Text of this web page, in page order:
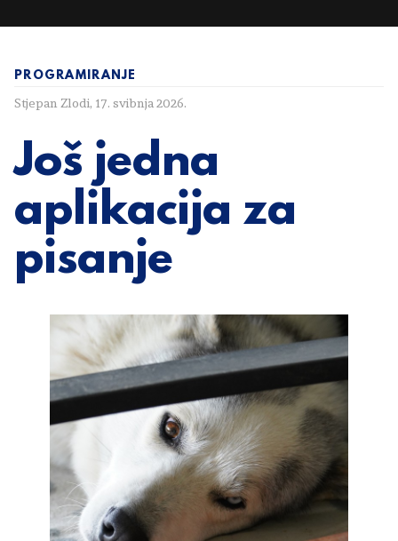
PROGRAMIRANJE
Stjepan Zlodi, 17. svibnja 2026.
Još jedna
aplikacija za
pisanje